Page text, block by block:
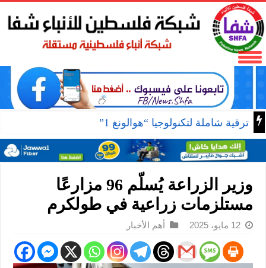
ترقية شاملة لتكنولوجيا “هوالونغ 1”
وزير الزراعة يُسلّم 96 مزارعًا
مستلزمات زراعية في طولكرم
12 مايو، 2025 أهم الأخبار